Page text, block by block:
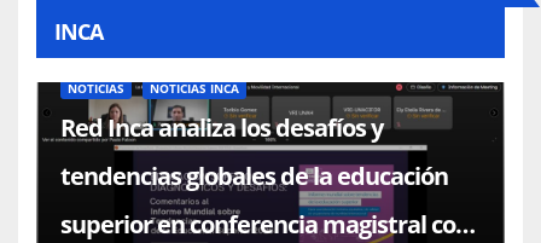
INCA
NOTICIAS NOTICIAS INCA
Red Inca analiza los desafíos y
tendencias globales de la educación
superior en conferencia magistral con